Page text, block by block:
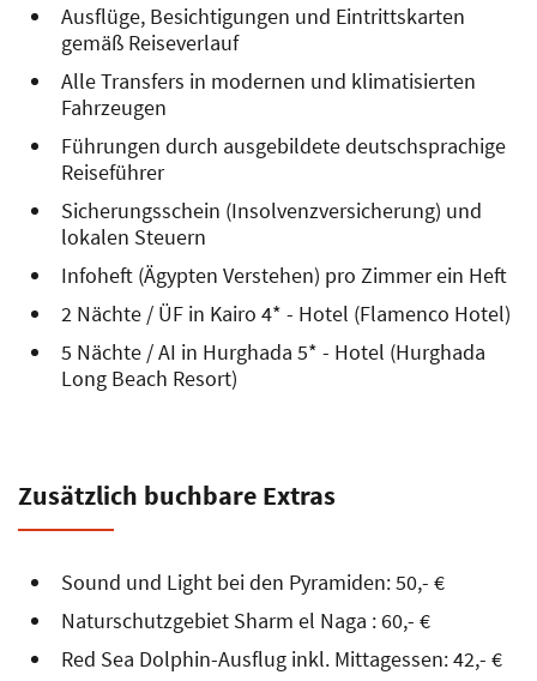
Ausflüge, Besichtigungen und Eintrittskarten
gemäß Reiseverlauf
Alle Transfers in modernen und klimatisierten
Fahrzeugen
Führungen durch ausgebildete deutschsprachige
Reiseführer
Sicherungsschein (Insolvenzversicherung) und
lokalen Steuern
Infoheft (Ägypten Verstehen) pro Zimmer ein Heft
2 Nächte / ÜF in Kairo 4* - Hotel (Flamenco Hotel)
5 Nächte / AI in Hurghada 5* - Hotel (Hurghada
Long Beach Resort)
Zusätzlich buchbare Extras
Sound und Light bei den Pyramiden: 50,- €
Naturschutzgebiet Sharm el Naga : 60,- €
Red Sea Dolphin-Ausflug inkl. Mittagessen: 42,- €